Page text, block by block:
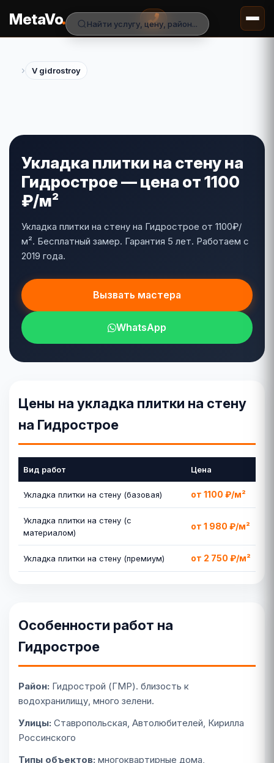
MetaVo.
› V gidrostroy
Укладка плитки на стену на
Гидрострое — цена от 1100
₽/м²
Укладка плитки на стену на Гидрострое от 1100₽/
м². Бесплатный замер. Гарантия 5 лет. Работаем с
2019 года.
Вызвать мастера
WhatsApp
Цены на укладка плитки на стену
на Гидрострое
Вид работ Цена
Укладка плитки на стену (базовая) от 1100 ₽/м²
Укладка плитки на стену (с
материалом)
от 1 980 ₽/м²
Укладка плитки на стену (премиум) от 2 750 ₽/м²
Особенности работ на
Гидрострое
Район: Гидрострой (ГМР). близость к
водохранилищу, много зелени.
Улицы: Ставропольская, Автолюбителей, Кирилла
Россинского
Типы объектов: многоквартирные дома,
Найти услугу, цену, район...